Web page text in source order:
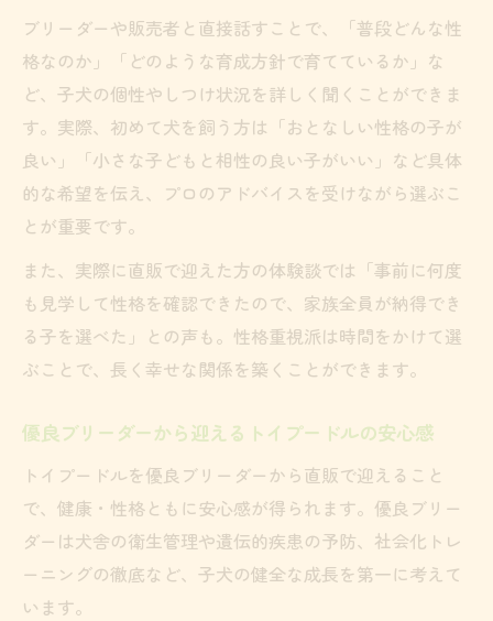
ブリーダーや販売者と直接話すことで、「普段どんな性
格なのか」「どのような育成方針で育てているか」な
ど、子犬の個性やしつけ状況を詳しく聞くことができま
す。実際、初めて犬を飼う方は「おとなしい性格の子が
良い」「小さな子どもと相性の良い子がいい」など具体
的な希望を伝え、プロのアドバイスを受けながら選ぶこ
とが重要です。
また、実際に直販で迎えた方の体験談では「事前に何度
も見学して性格を確認できたので、家族全員が納得でき
る子を選べた」との声も。性格重視派は時間をかけて選
ぶことで、長く幸せな関係を築くことができます。
優良ブリーダーから迎えるトイプードルの安心感
トイプードルを優良ブリーダーから直販で迎えること
で、健康・性格ともに安心感が得られます。優良ブリー
ダーは犬舎の衛生管理や遺伝的疾患の予防、社会化トレ
ーニングの徹底など、子犬の健全な成長を第一に考えて
います。